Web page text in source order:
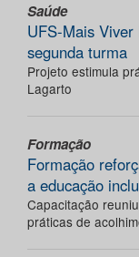
Saúde
UFS-Mais
segunda turma
Projeto estimula
Lagarto
Formação
Formação
a educação
Capacitação
práticas de